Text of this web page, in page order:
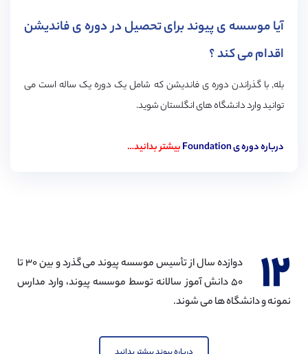
آیا موسسه ی پیوند برای تحصیل در دوره ی فاندیشن
اقدام می کند ؟
بله, با گذراندن دوره ی فاندیشن که شامل یک دوره یک ساله است می
توانید وارد دانشگاه های انگلستان شوید.
درباره دوره یFoundationبیشتر بدانید…
۱۲
دوازده سال از تأسیس موسسه پیوند می گذرد و بین ۳۰ تا
۵۰ دانش آموز سالانه توسط موسسه پیوند، وارد مدارس
نمونه و دانشگاه ها می شوند.